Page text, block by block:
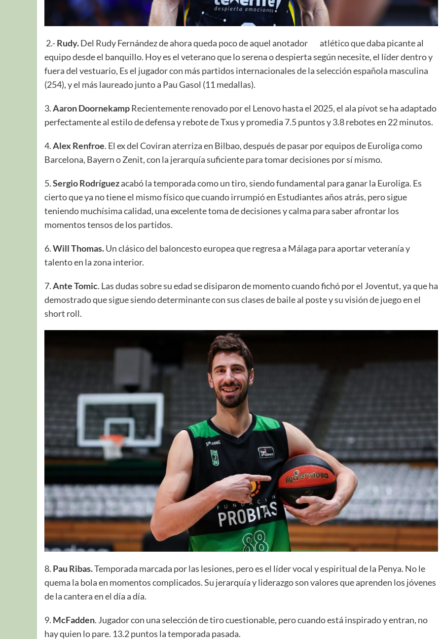
2.-Rudy.Del Rudy Fernández de ahora queda poco de aquel anotador atlético que daba picante al
equipo desde el banquillo. Hoy es el veterano que lo serena o despierta según necesite, el líder dentro y
fuera del vestuario, Es el jugador con más partidos internacionales de la selección española masculina
(254), y el más laureado junto a Pau Gasol (11 medallas).
3.Aaron DoornekampRecientemente renovado por el Lenovo hasta el 2025, el ala pívot se ha adaptado
perfectamente al estilo de defensa y rebote de Txus y promedia 7.5 puntos y 3.8 rebotes en 22 minutos.
4.Alex Renfroe. El ex del Coviran aterriza en Bilbao, después de pasar por equipos de Euroliga como
Barcelona, Bayern o Zenit, con la jerarquía suficiente para tomar decisiones por sí mismo.
5.Sergio Rodríguezacabó la temporada como un tiro, siendo fundamental para ganar la Euroliga. Es
cierto que ya no tiene el mismo físico que cuando irrumpió en Estudiantes años atrás, pero sigue
teniendo muchísima calidad, una excelente toma de decisiones y calma para saber afrontar los
momentos tensos de los partidos.
6.Will Thomas.Un clásico del baloncesto europea que regresa a Málaga para aportar veteranía y
talento en la zona interior.
7.Ante Tomic. Las dudas sobre su edad se disiparon de momento cuando fichó por el Joventut, ya que ha
demostrado que sigue siendo determinante con sus clases de baile al poste y su visión de juego en el
short roll.
8. Pau Ribas.Temporada marcada por las lesiones, pero es el líder vocal y espiritual de la Penya. No le
quema la bola en momentos complicados. Su jerarquía y liderazgo son valores que aprenden los jóvenes
de la cantera en el día a día.
9. McFadden. Jugador con una selección de tiro cuestionable, pero cuando está inspirado y entran, no
hay quien lo pare. 13.2 puntos la temporada pasada.